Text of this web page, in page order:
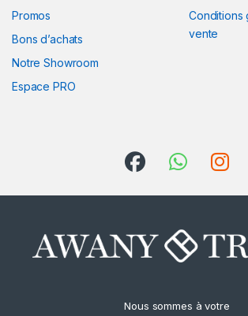
Promos
Bons d’achats
Notre Showroom
Espace PRO
Conditions
vente
Nous sommes à votre